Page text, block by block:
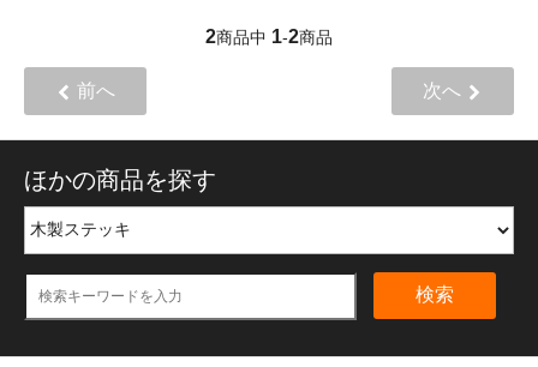
2商品中 1-2商品
前へ 次へ
ほかの商品を探す
検索